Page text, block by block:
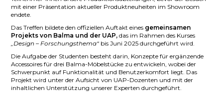
mit einer Präsentation aktueller Produktneuheiten im Showroom
endete.
Das Treffen bildete den offiziellen Auftakt eines gemeinsamen
Projekts von Balma und der UAP,das im Rahmen des Kurses
„Design – Forschungsthema“ bis Juni 2025 durchgeführt wird.
Die Aufgabe der Studenten besteht darin, Konzepte für ergänzende
Accessoires für drei Balma-Möbelstücke zu entwickeln, wobei der
Schwerpunkt auf Funktionalität und Benutzerkomfort liegt. Das
Projekt wird unter der Aufsicht von UAP-Dozenten und mit der
inhaltlichen Unterstützung unserer Experten durchgeführt.